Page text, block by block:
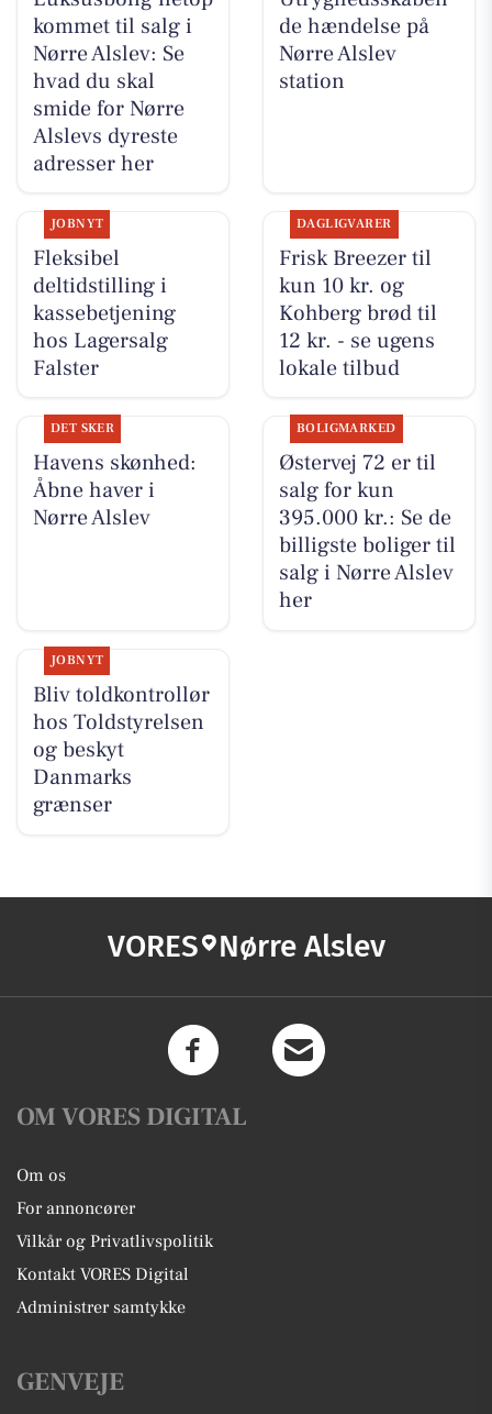
kommet til salg i
Nørre Alslev: Se
hvad du skal
smide for Nørre
Alslevs dyreste
adresser her
de hændelse på
Nørre Alslev
station
JOBNYT
Fleksibel
deltidstilling i
kassebetjening
hos Lagersalg
Falster
DAGLIGVARER
Frisk Breezer til
kun 10 kr. og
Kohberg brød til
12 kr. - se ugens
lokale tilbud
DET SKER
Havens skønhed:
Åbne haver i
Nørre Alslev
BOLIGMARKED
Østervej 72 er til
salg for kun
395.000 kr.: Se de
billigste boliger til
salg i Nørre Alslev
her
JOBNYT
Bliv toldkontrollør
hos Toldstyrelsen
og beskyt
Danmarks
grænser
VORES Nørre Alslev
OM VORES DIGITAL
Om os
For annoncører
Vilkår og Privatlivspolitik
Kontakt VORES Digital
Administrer samtykke
GENVEJE